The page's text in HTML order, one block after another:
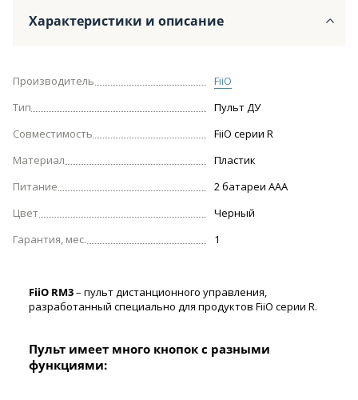
Характеристики и описание
Производитель
FiiO
Тип
Пульт ДУ
Совместимость
FiiO серии R
Материал
Пластик
Питание
2 батареи ААА
Цвет
Черный
Гарантия, мес.
1
FiiO RM3– пульт дистанционного управления,
разработанный специально для продуктов FiiO серии R.
Пульт имеет много кнопок с разными
функциями: